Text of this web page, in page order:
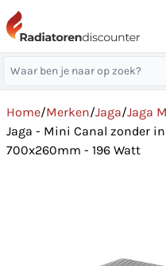
Home/Merken/Jaga/Jaga
Jaga - Mini Canal zonder
700x260mm - 196 Watt